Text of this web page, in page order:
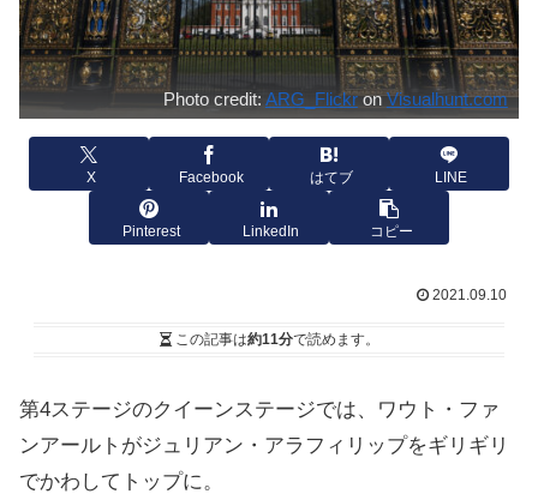
Photo credit: ARG_FlickronVisualhunt.com
X Facebook はてブ LINE
Pinterest LinkedIn コピー
2021.09.10
この記事は約11分で読めます。
第4ステージのクイーンステージでは、ワウト・ファ
ンアールトがジュリアン・アラフィリップをギリギリ
でかわしてトップに。